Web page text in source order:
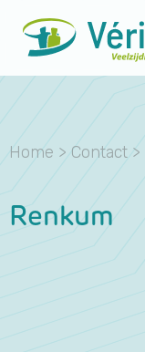
Home > Contact >
Renkum